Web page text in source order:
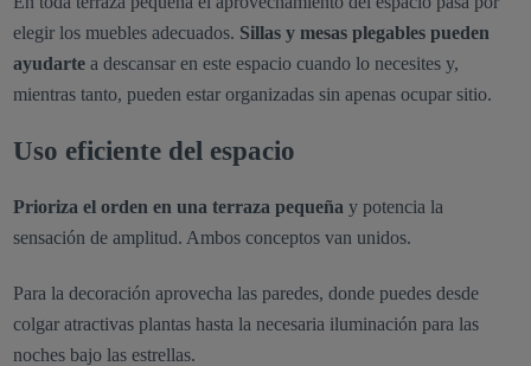
elegir los muebles adecuados. Sillas y mesas plegables pueden
ayudartea descansar en este espacio cuando lo necesites y,
mientras tanto, pueden estar organizadas sin apenas ocupar sitio.
Uso eficiente del espacio
Prioriza el orden en una terraza pequeña y potencia la
sensación de amplitud. Ambos conceptos van unidos.
Para la decoración aprovecha las paredes, donde puedes desde
colgar atractivas plantas hasta la necesaria iluminación para las
noches bajo las estrellas.